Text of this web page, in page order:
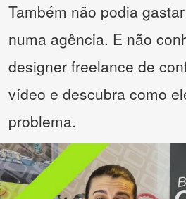
Também não podia
numa agência. E não
designer freelance de
vídeo e descubra como
problema.